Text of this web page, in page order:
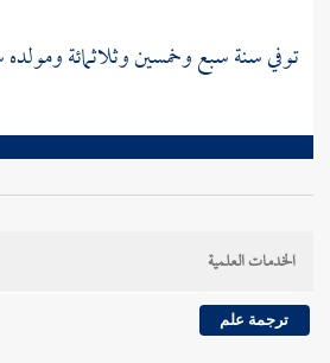
توفي سنة سبع وخمسين وثلاثمائة ومولده
الخدمات العلمية
ترجمة علم